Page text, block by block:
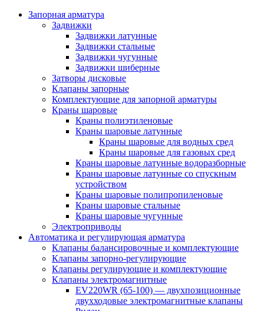
Запорная арматура
Задвижки
Задвижки латунные
Задвижки стальные
Задвижки чугунные
Задвижки шиберные
Затворы дисковые
Клапаны запорные
Комплектующие для запорной арматуры
Краны шаровые
Краны полиэтиленовые
Краны шаровые латунные
Краны шаровые для водных сред
Краны шаровые для газовых сред
Краны шаровые латунные водоразборные
Краны шаровые латунные со спускным
устройством
Краны шаровые полипропиленовые
Краны шаровые стальные
Краны шаровые чугунные
Электроприводы
Автоматика и регулирующая арматура
Клапаны балансировочные и комплектующие
Клапаны запорно-регулирующие
Клапаны регулирующие и комплектующие
Клапаны электромагнитные
EV220WR (65-100) — двухпозиционные
двухходовые электромагнитные клапаны